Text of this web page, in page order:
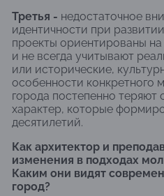
Третья - недостаточное
идентичности при
проекты ориентированы
и не всегда учитывают
или исторические,
особенности конкретного
города постепенно теряют
характер, которые
десятилетий.
Как архитектор и
изменения в подходах
Каким они видят
город?